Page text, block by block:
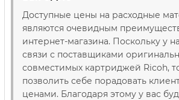
Доступные цены на расходные
являются очевидным
интернет-магазина. Поскольку у
связи с поставщиками
совместимых картриджей Ricoh,
позволить себе порадовать
ценами. Благодаря этому у вас